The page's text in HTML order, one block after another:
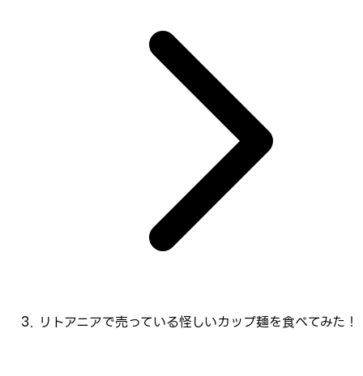
リトアニアで売っている怪しいカップ麺を食べてみた！